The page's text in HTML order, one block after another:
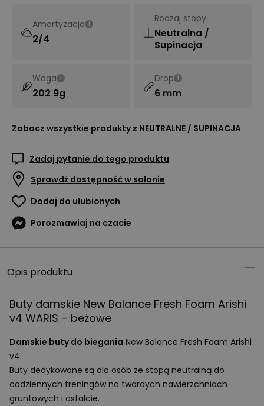
Amortyzacja i
2/4
Rodzaj stopy
Neutralna /
Supinacja
Waga i
202 9g
Drop i
6 mm
Zobacz wszystkie produkty z NEUTRALNE / SUPINACJA
Zadaj pytanie do tego produktu
Sprawdź dostępność w salonie
Dodaj do ulubionych
Porozmawiaj na czacie
Opis produktu
Buty damskie New Balance Fresh Foam Arishi
v4 WARIS – beżowe
Damskie buty do biegania New Balance Fresh Foam Arishi
v4.
Buty dedykowane są dla osób ze stopą neutralną do
codziennych treningów na twardych nawierzchniach
gruntowych i asfalcie.